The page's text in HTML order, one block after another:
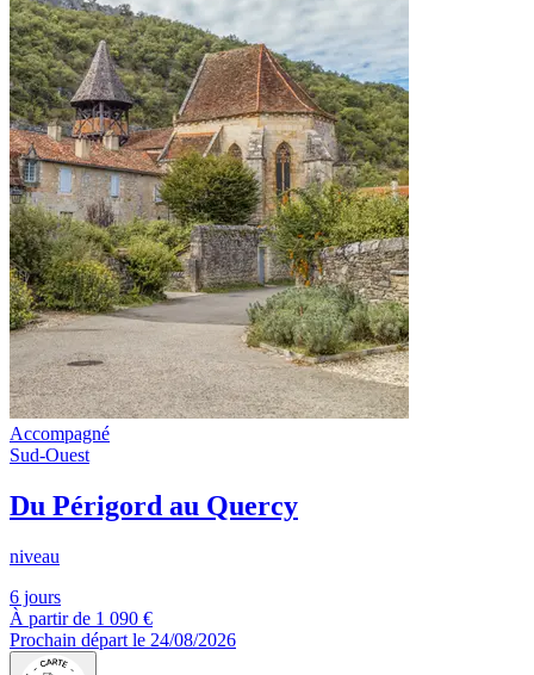
Accompagné
Sud-Ouest
Du Périgord au Quercy
niveau
6 jours
À partir de 1 090 €
Prochain départ le 24/08/2026